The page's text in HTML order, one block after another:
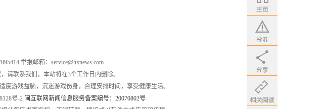
举报邮箱：service@hxnews.com
请联系我们，本站将在3个工作日内删除。
游戏益脑，沉迷游戏伤身，合理安排时间，享受健康生活。
号-2 闽互联网新闻信息服务备案编号：20070802号